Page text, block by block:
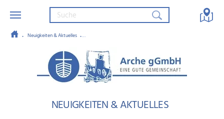
Neuigkeiten & Aktuelles Ehrenamtliche Unterstützung (m/w/d) bei der Arche Aktiv! gGmbH
NEUIGKEITEN & AKTUELLES